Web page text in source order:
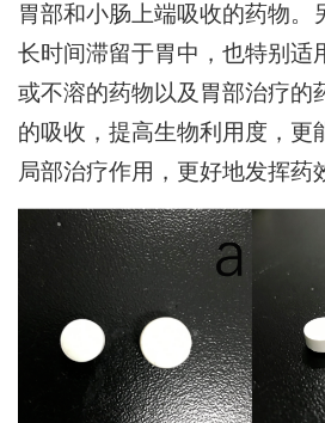
胃部和小肠上端吸收的药物。
长时间滞留于胃中，也特别适
或不溶的药物以及胃部治疗的
的吸收，提高生物利用度，更
局部治疗作用，更好地发挥药